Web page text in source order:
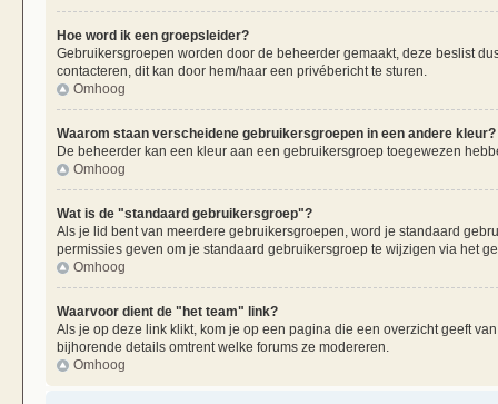
Hoe word ik een groepsleider?
Gebruikersgroepen worden door de beheerder gemaakt, deze beslist
contacteren, dit kan door hem/haar een privébericht te sturen.
Omhoog
Waarom staan verscheidene gebruikersgroepen in een andere kleur?
De beheerder kan een kleur aan een gebruikersgroep toegewezen
Omhoog
Wat is de "standaard gebruikersgroep"?
Als je lid bent van meerdere gebruikersgroepen, word je standaard
permissies geven om je standaard gebruikersgroep te wijzigen via het
Omhoog
Waarvoor dient de "het team" link?
Als je op deze link klikt, kom je op een pagina die een overzicht geeft
bijhorende details omtrent welke forums ze modereren.
Omhoog